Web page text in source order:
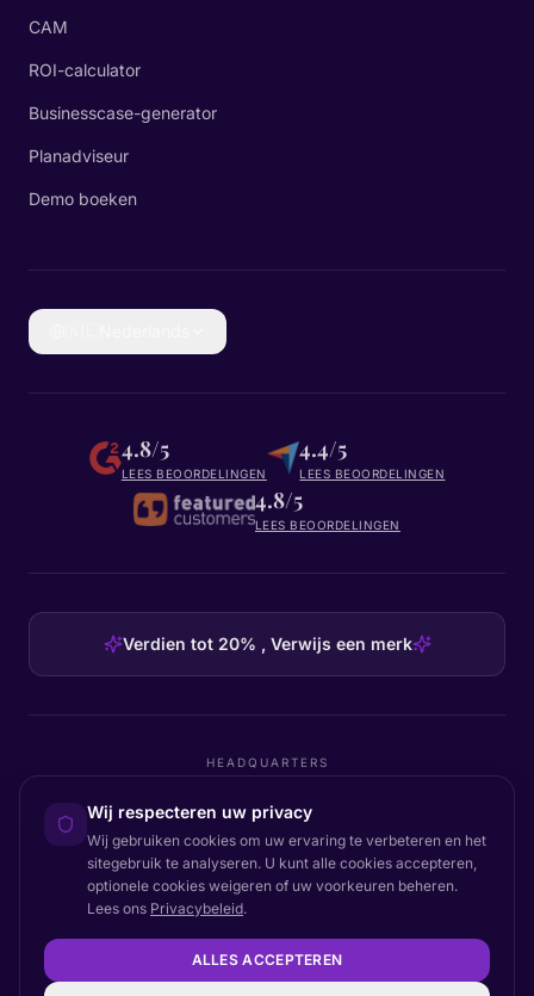
CAM
ROI-calculator
Businesscase-generator
Planadviseur
Demo boeken
4.8/5
LEES BEOORDELINGEN
4.4/5
LEES BEOORDELINGEN
4.8/5
LEES BEOORDELINGEN
Verdien tot 20% , Verwijs een merk
HEADQUARTERS
C/O GRROW, Pilestræde 52A København K
© 2026 Certainly. Alle rechten voorbehouden.
StatusPrivacyDPAVoorwaarden
SitemapCookie-instellingen
Wij respecteren uw privacy
Wij gebruiken cookies om uw ervaring te verbeteren en het
sitegebruik te analyseren. U kunt alle cookies accepteren,
optionele cookies weigeren of uw voorkeuren beheren.
Lees ons Privacybeleid.
ALLES ACCEPTEREN